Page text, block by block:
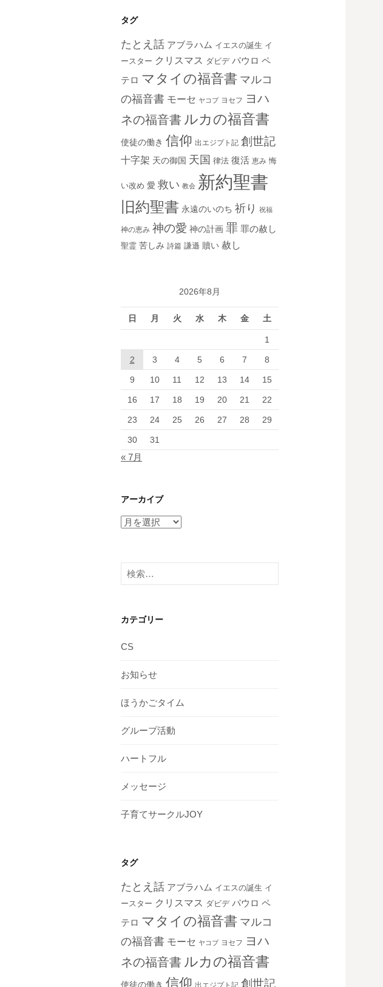
タグ
たとえ話 アブラハム イエスの誕生 イ
ースター クリスマス ダビデ パウロ ペ
テロ マタイの福音書 マルコ
の福音書 モーセ ヤコブ ヨセフ ヨハ
ネの福音書 ルカの福音書
使徒の働き 信仰 出エジプト記 創世記
十字架 天の御国 天国 律法 復活 恵み 悔
い改め 愛 救い 教会 新約聖書
旧約聖書 永遠のいのち 祈り 祝福
神の恵み 神の愛 神の計画 罪 罪の赦し
聖霊 苦しみ 詩篇 謙遜 贖い 赦し
2026年8月
日 月 火 水 木 金 土
1
2 3 4 5 6 7 8
9 10 11 12 13 14 15
16 17 18 19 20 21 22
23 24 25 26 27 28 29
30 31
« 7月
アーカイブ
ア
イ
ブ
検
索:
カテゴリー
CS
お知らせ
ほうかごタイム
グループ活動
ハートフル
メッセージ
子育てサークルJOY
タグ
たとえ話 アブラハム イエスの誕生 イ
ースター クリスマス ダビデ パウロ ペ
テロ マタイの福音書 マルコ
の福音書 モーセ ヤコブ ヨセフ ヨハ
ネの福音書 ルカの福音書
使徒の働き 信仰 出エジプト記 創世記